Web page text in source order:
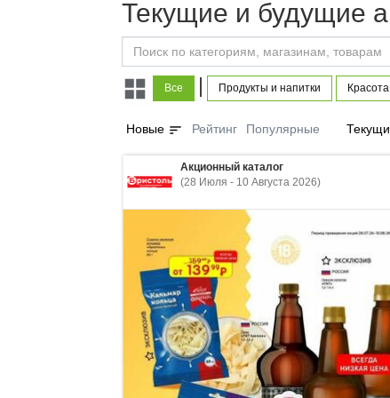
Текущие и будущие
Все | Продукты и напитки
Новые sort Рейтинг Популярные
Акционный каталог
(28 Июля - 10 Августа 2026)